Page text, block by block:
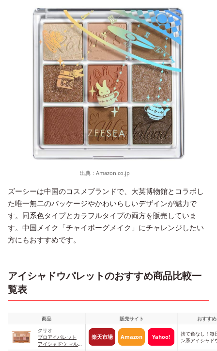
出典： Amazon.co.jp
ズーシーは中国のコスメブランドで、大英博物館とコラボし
た唯一無二のパッケージやかわいらしいデザインが魅力で
す。同系色タイプとカラフルタイプの両方を販売していま
す。中国メイク「チャイボーグメイク」にチャレンジしたい
方にもおすすめです。
アイシャドウパレットのおすすめ商品比較一
覧表
商品 販売サイト
おすす
クリオ
プロアイパレット
アイシャドウ マル
楽天市場 Amazon Yahoo!
捨て色なし！毎
ン系アイシャド